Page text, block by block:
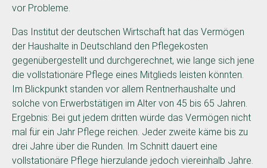
vor Probleme.
Das Institut der deutschen Wirtschaft hat das Vermögen
der Haushalte in Deutschland den Pflegekosten
gegenübergestellt und durchgerechnet, wie lange sich jene
die vollstationäre Pflege eines Mitglieds leisten könnten.
Im Blickpunkt standen vor allem Rentnerhaushalte und
solche von Erwerbstätigen im Alter von 45 bis 65 Jahren.
Ergebnis: Bei gut jedem dritten würde das Vermögen nicht
mal für ein Jahr Pflege reichen. Jeder zweite käme bis zu
drei Jahre über die Runden. Im Schnitt dauert eine
vollstationäre Pflege hierzulande jedoch viereinhalb Jahre.